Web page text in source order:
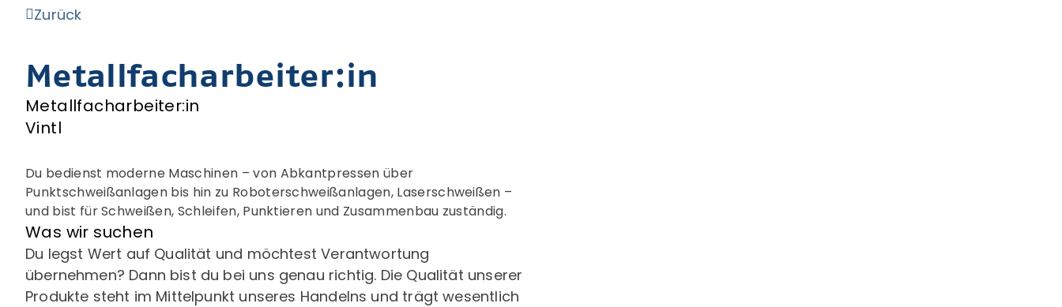
Zurück
Metallfacharbeiter:in
Metallfacharbeiter:in
Vintl
Du bedienst moderne Maschinen – von Abkantpressen über
Punktschweißanlagen bis hin zu Roboterschweißanlagen, Laserschweißen –
und bist für Schweißen, Schleifen, Punktieren und Zusammenbau zuständig.
Was wir suchen
Du legst Wert auf Qualität und möchtest Verantwortung
übernehmen? Dann bist du bei uns genau richtig. Die Qualität unserer
Produkte steht im Mittelpunkt unseres Handelns und trägt wesentlich